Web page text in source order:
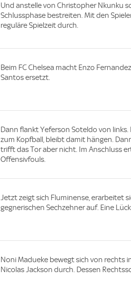
Und anstelle von Christopher Nkunku
Schlussphase bestreiten. Mit den
reguläre Spielzeit durch.
Beim FC Chelsea macht Enzo
Santos ersetzt.
Dann flankt Yeferson Soteldo von
zum Kopfball, bleibt damit hängen.
trifft das Tor aber nicht. Im Anschluss
Offensivfouls.
Jetzt zeigt sich Fluminense, erarbeitet
gegnerischen Sechzehner auf. Eine
Noni Madueke bewegt sich von rechts
Nicolas Jackson durch. Dessen